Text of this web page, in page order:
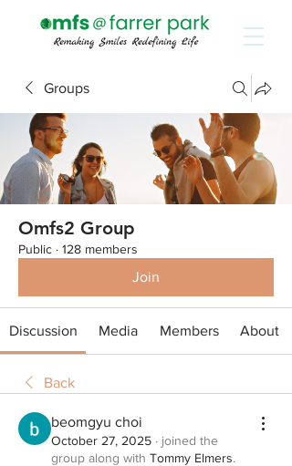
Groups
Omfs2 Group
Public · 128 members
Join
Discussion Media Members About
Back
beomgyu choi
October 27, 2025 · joined the
group along with Tommy Elmers.